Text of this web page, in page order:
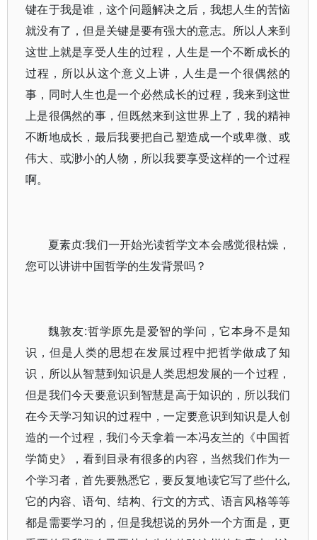
键在于我是谁，这个问题解决之后，我想人生的苦恼
就没有了，但是关键是要有强大的意志。所以人来到
这世上就是享受人生的过程，人生是一个不断成长的
过程，所以从这个意义上讲，人生是一个很偶然的
事，同时人生也是一个必然成长的过程，我来到这世
上是很偶然的事，但既然来到这世界上了，我的精神
不断地成长，最后我要把自己塑造成一个或卑微、或
伟大、或渺小的人物，所以我要享受这样的一个过程
啊。
夏素贞:我们一开始光读哲学文本会感觉很枯燥，
您可以讲讲中国哲学的生发背景吗？
魏敦友:哲学原先是爱智的学问，它本身不是知
识，但是人类的思想在发展过程中把哲学做成了知
识，所以从智慧到知识是人类思想发展的一个过程，
但是我们今天要意识到智慧是高于知识的，所以我们
在今天学习知识的过程中，一定要意识到知识是人创
造的一个过程，我们今天拿着一本冯友兰的《中国哲
学简史》，看到目录有很多的内容，当然我们作为一
个学习者，首先要熟悉它，要反复地读它写了些什么,
它的内容、语句、结构、行文的方式、语言风格等等
都是需要学习的，但是我想说的另外一个方面是，更